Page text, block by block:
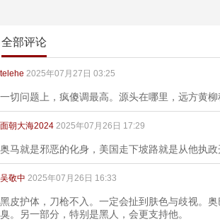
全部评论
telehe 2025年07月27日 03:25
一切问题上，疯傻调最高。源头在哪里，远方黄柳
面朝大海2024 2025年07月26日 17:29
奥马就是邪恶的化身，美国走下坡路就是从他执政
吴敬中 2025年07月26日 16:33
黑皮护体，刀枪不入。一定会扯到肤色与歧视。
臭。另一部分，特别是黑人，会更支持他。